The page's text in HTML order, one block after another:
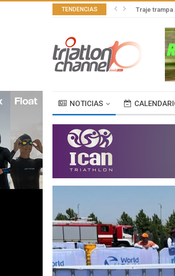
TENDENCIAS Traje
NOTICIAS